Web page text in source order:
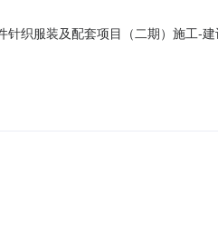
织服装及配套项目（二期）施工-
号新265070801246质量标准合格